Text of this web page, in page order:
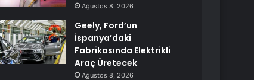
Ağustos 8, 2026
Geely, Ford’un
İspanya’daki
Fabrikasında Elektrikli
Araç Üretecek
Ağustos 8, 2026